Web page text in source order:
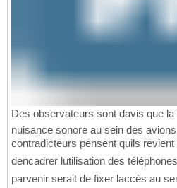
Des observateurs sont davis que
nuisance sonore au sein des
contradicteurs pensent quils
dencadrer lutilisation des
parvenir serait de fixer laccès au